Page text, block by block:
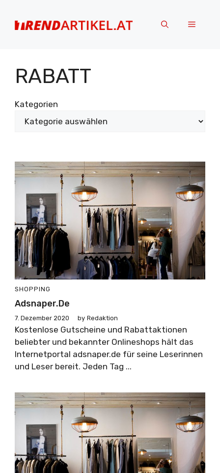
springen
Menü
RABATT
Kategorien
SHOPPING
Adsnaper.de
7. Dezember 2020 by Redaktion
Kostenlose Gutscheine und Rabattaktionen
beliebter und bekannter Onlineshops hält das
Internetportal adsnaper.de für seine Leserinnen
und Leser bereit. Jeden Tag ...